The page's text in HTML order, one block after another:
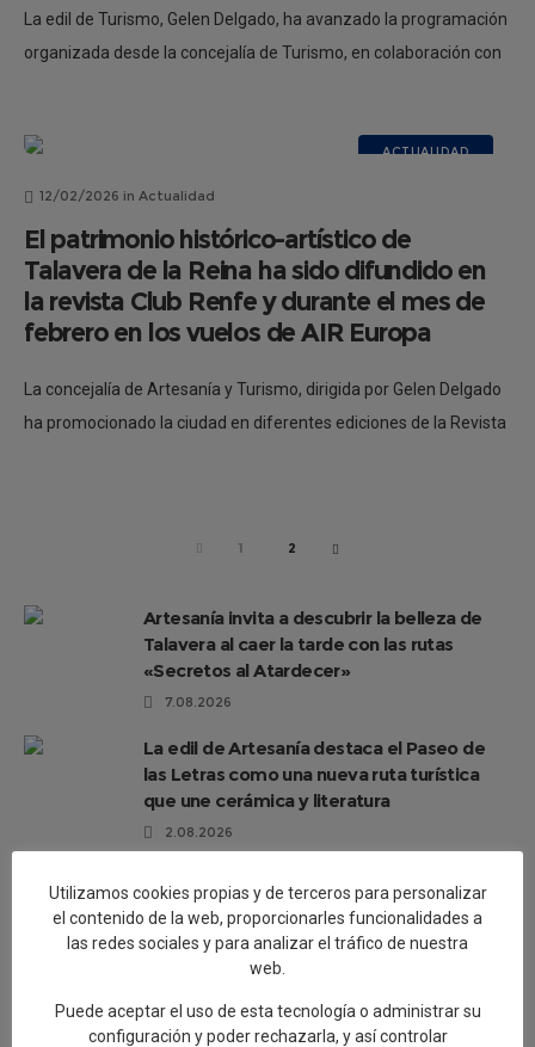
La edil de Turismo, Gelen Delgado, ha avanzado la programación
organizada desde la concejalía de Turismo, en colaboración con
ACTUALIDAD
12/02/2026 in Actualidad
El patrimonio histórico-artístico de
Talavera de la Reina ha sido difundido en
la revista Club Renfe y durante el mes de
febrero en los vuelos de AIR Europa
La concejalía de Artesanía y Turismo, dirigida por Gelen Delgado
ha promocionado la ciudad en diferentes ediciones de la Revista
PREV1 2 NEXT
Artesanía invita a descubrir la belleza de
Talavera al caer la tarde con las rutas
«Secretos al Atardecer»
7.08.2026
La edil de Artesanía destaca el Paseo de
las Letras como una nueva ruta turística
que une cerámica y literatura
2.08.2026
y la tauromaquia con la presentación de un
capote único pintado por Cristina Ceca
El Paseo de las Letras se completa con 17
murales cerámicos con obras literarias que
Utilizamos cookies propias y de terceros para personalizar
el contenido de la web, proporcionarles funcionalidades a
las redes sociales y para analizar el tráfico de nuestra
web.
Puede aceptar el uso de esta tecnología o administrar su
configuración y poder rechazarla, y así controlar